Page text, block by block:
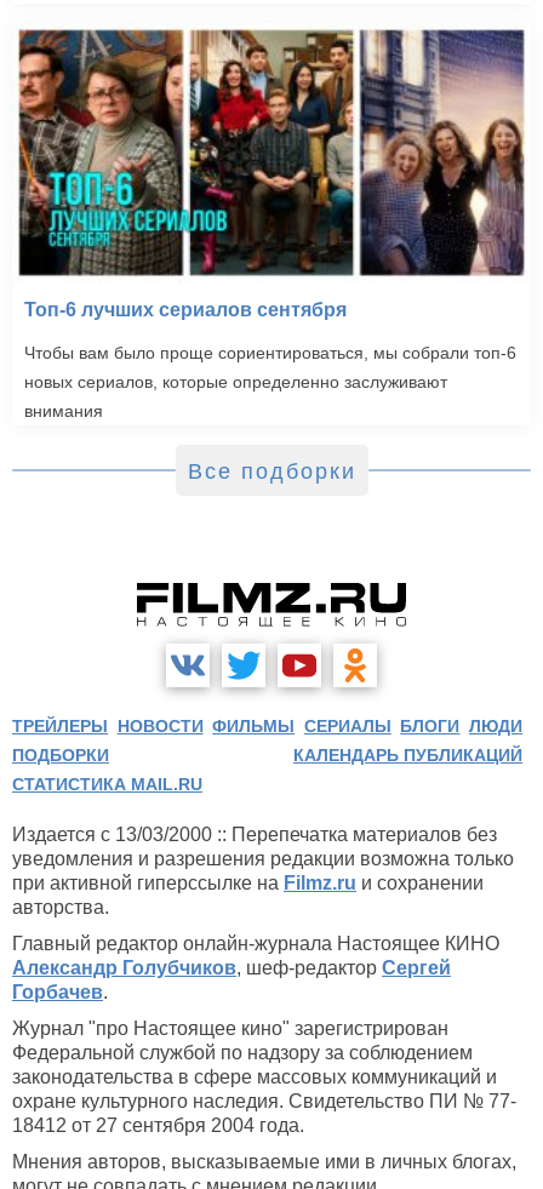
Топ-6 лучших сериалов сентября
Чтобы вам было проще сориентироваться, мы собрали топ-6
новых сериалов, которые определенно заслуживают
внимания
Все подборки
ТРЕЙЛЕРЫ НОВОСТИ ФИЛЬМЫ СЕРИАЛЫ БЛОГИ ЛЮДИ
ПОДБОРКИ
КАЛЕНДАРЬ ПУБЛИКАЦИЙ
СТАТИСТИКА MAIL.RU
Издается с 13/03/2000 :: Перепечатка материалов без
уведомления и разрешения редакции возможна только
при активной гиперссылке на Filmz.ru и сохранении
авторства.
Главный редактор онлайн-журнала Настоящее КИНО
Александр Голубчиков, шеф-редактор Сергей
Горбачев.
Журнал "про Настоящее кино" зарегистрирован
Федеральной службой по надзору за соблюдением
законодательства в сфере массовых коммуникаций и
охране культурного наследия. Свидетельство ПИ № 77-
18412 от 27 сентября 2004 года.
Мнения авторов, высказываемые ими в личных блогах,